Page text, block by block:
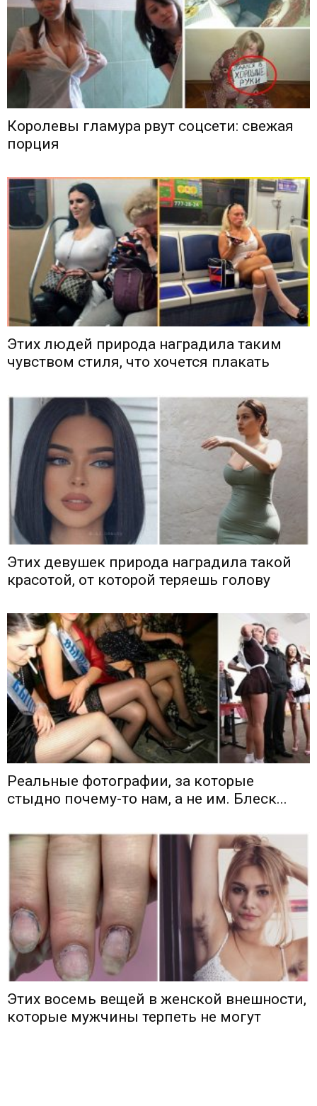
Королевы гламура рвут соцсети: свежая
порция
Этих людей природа наградила таким
чувством стиля, что хочется плакать
Этих девушек природа наградила такой
красотой, от которой теряешь голову
Реальные фотографии, за которые
стыдно почему-то нам, а не им. Блеск...
Этих восемь вещей в женской внешности,
которые мужчины терпеть не могут